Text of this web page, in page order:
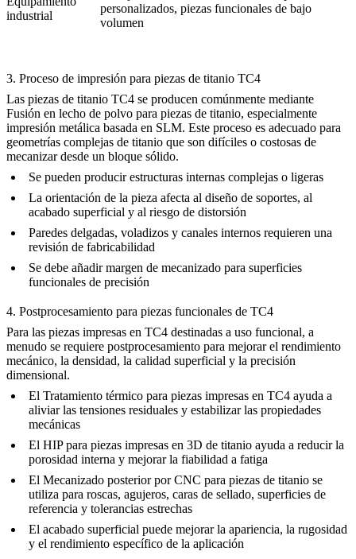
industrial
personalizados, piezas funcionales de bajo
volumen
3. Proceso de impresión para piezas de titanio TC4
Las piezas de titanio TC4 se producen comúnmente mediante
Fusión en lecho de polvo para piezas de titanio, especialmente
impresión metálica basada en SLM. Este proceso es adecuado para
geometrías complejas de titanio que son difíciles o costosas de
mecanizar desde un bloque sólido.
Se pueden producir estructuras internas complejas o ligeras
La orientación de la pieza afecta al diseño de soportes, al
acabado superficial y al riesgo de distorsión
Paredes delgadas, voladizos y canales internos requieren una
revisión de fabricabilidad
Se debe añadir margen de mecanizado para superficies
funcionales de precisión
4. Postprocesamiento para piezas funcionales de TC4
Para las piezas impresas en TC4 destinadas a uso funcional, a
menudo se requiere postprocesamiento para mejorar el rendimiento
mecánico, la densidad, la calidad superficial y la precisión
dimensional.
El Tratamiento térmico para piezas impresas en TC4 ayuda a
aliviar las tensiones residuales y estabilizar las propiedades
mecánicas
El HIP para piezas impresas en 3D de titanio ayuda a reducir la
porosidad interna y mejorar la fiabilidad a fatiga
El Mecanizado posterior por CNC para piezas de titanio se
utiliza para roscas, agujeros, caras de sellado, superficies de
referencia y tolerancias estrechas
El acabado superficial puede mejorar la apariencia, la rugosidad
y el rendimiento específico de la aplicación